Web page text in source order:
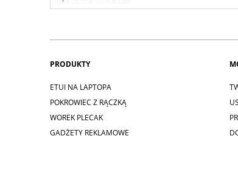
PRODUKTY
ETUI NA LAPTOPA
POKROWIEC Z RĄCZKĄ
WOREK PLECAK
GADŻETY REKLAMOWE